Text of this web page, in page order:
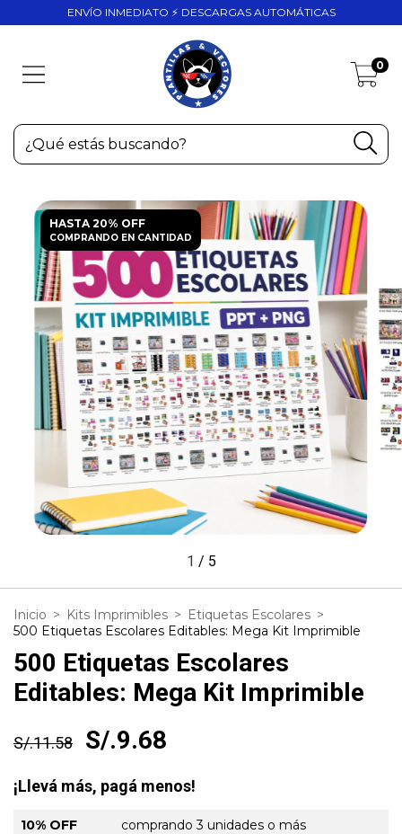
ENVÍO INMEDIATO ⚡ DESCARGAS AUTOMÁTICAS
0
HASTA 20% OFF
COMPRANDO EN CANTIDAD
1 / 5
Inicio > Kits Imprimibles > Etiquetas Escolares >
500 Etiquetas Escolares Editables: Mega Kit Imprimible
500 Etiquetas Escolares
Editables: Mega Kit Imprimible
S/.11.58 S/.9.68
¡Llevá más, pagá menos!
10% OFF
comprando 3 unidades o más